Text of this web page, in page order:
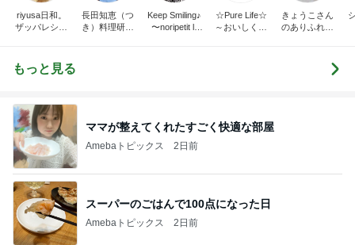
riyusa日和。
ザッパレシピ
かず
長田知恵（つ
き）料理研究
Keep Smiling♪
〜noripetit lif
☆Pure Life☆
～おいしく、
きょうこさん
のありふれた
もっと見る
ママが整えてくれたすごく快適な部屋
Amebaトピックス 2日前
スーパーのごはんで100点になった日
Amebaトピックス 2日前